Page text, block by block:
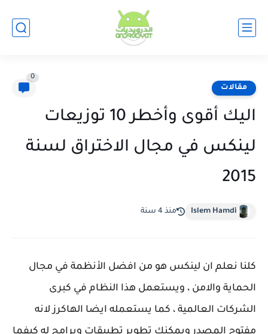
مقالات
0
اليك أقوى وأخطر 10 توزيعات
لينكس في مجال الاختراق لسنة
2015
Islem Hamdi منذ 4 سنة
كلنا نعلم ان لينكس هو من افضل الأنظمة في مجال
الحماية والامن ، ويستعمل هذا النظام في كبرى
الشركات العالمية ، كما يستعمله ايضا الهاكرز لانه
مفتوح المصدر ويمكنك تطوير تطبيقات وبرامج له كيفما